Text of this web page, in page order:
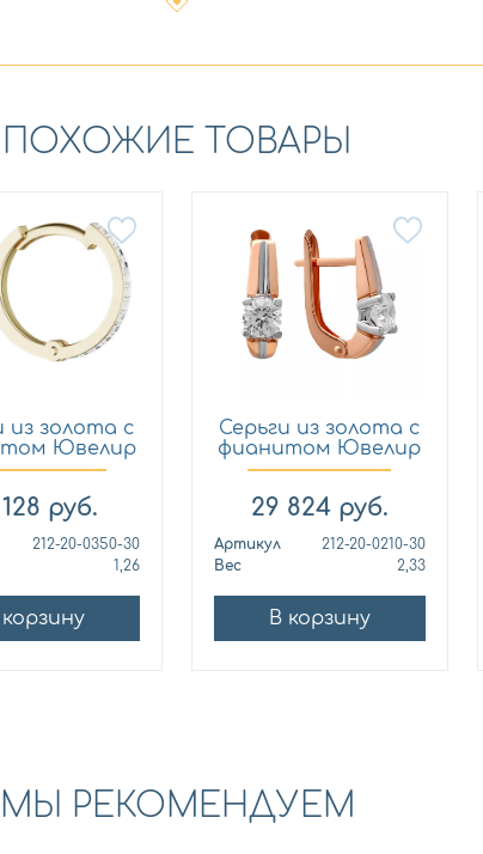
ПОХОЖИЕ ТОВАРЫ
из золота с
Ювелир
Тр...
руб.
212-20-0350-30
1,26
Серьги из золота с
фианитом Ювелир
Тр...
29 824 руб.
Артикул
212-20-0210-30
Вес
2,33
В корзину
МЫ РЕКОМЕНДУЕМ